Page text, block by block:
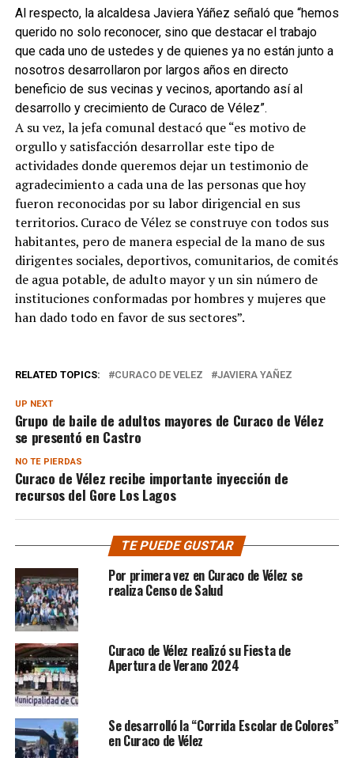
Al respecto, la alcaldesa Javiera Yáñez señaló que “hemos
querido no solo reconocer, sino que destacar el trabajo
que cada uno de ustedes y de quienes ya no están junto a
nosotros desarrollaron por largos años en directo
beneficio de sus vecinas y vecinos, aportando así al
desarrollo y crecimiento de Curaco de Vélez”.
A su vez, la jefa comunal destacó que “es motivo de
orgullo y satisfacción desarrollar este tipo de
actividades donde queremos dejar un testimonio de
agradecimiento a cada una de las personas que hoy
fueron reconocidas por su labor dirigencial en sus
territorios. Curaco de Vélez se construye con todos sus
habitantes, pero de manera especial de la mano de sus
dirigentes sociales, deportivos, comunitarios, de comités
de agua potable, de adulto mayor y un sin número de
instituciones conformadas por hombres y mujeres que
han dado todo en favor de sus sectores”.
RELATED TOPICS: CURACO DE VELEZ JAVIERA YAÑEZ
UP NEXT
Grupo de baile de adultos mayores de Curaco de Vélez
se presentó en Castro
NO TE PIERDAS
Curaco de Vélez recibe importante inyección de
recursos del Gore Los Lagos
TE PUEDE GUSTAR
Por primera vez en Curaco de Vélez se
realiza Censo de Salud
Curaco de Vélez realizó su Fiesta de
Apertura de Verano 2024
Se desarrolló la “Corrida Escolar de Colores”
en Curaco de Vélez